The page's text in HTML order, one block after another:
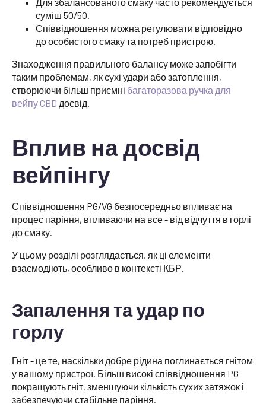
суміш 50/50.
Співвідношення можна регулювати відповідно
до особистого смаку та потреб пристрою.
Знаходження правильного балансу може запобігти
таким проблемам, як сухі удари або затоплення,
створюючи більш приємні багаторазова ручка для
вейпу CBD досвід.
Вплив на досвід
вейпінгу
Співвідношення PG/VG безпосередньо впливає на
процес паріння, впливаючи на все - від відчуття в горлі
до смаку.
У цьому розділі розглядається, як ці елементи
взаємодіють, особливо в контексті КБР.
Запалення та удар по
горлу
Гніт - це те, наскільки добре рідина поглинається гнітом
у вашому пристрої. Більш високі співвідношення PG
покращують гніт, зменшуючи кількість сухих затяжок і
забезпечуючи стабільне паріння.